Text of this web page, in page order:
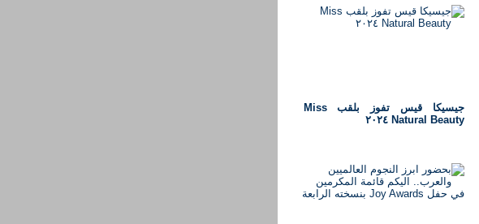
جيسيكا قيس تفوز بلقب Miss
Natural Beauty ٢٠٢٤